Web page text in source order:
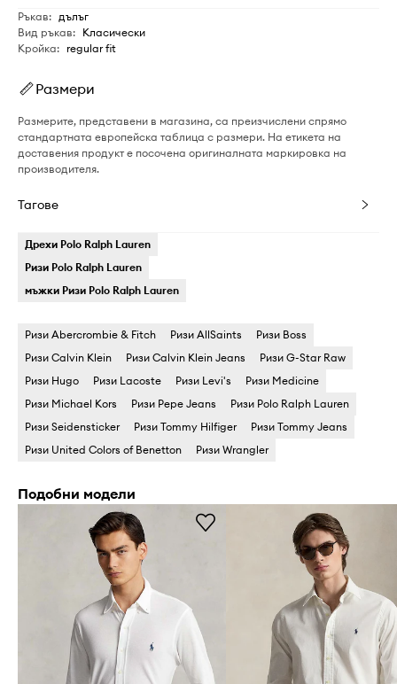
Ръкав: дълъг
Вид ръкав: Класически
Кройка: regular fit
Размери
Размерите, представени в магазина, са преизчислени спрямо
стандартната европейска таблица с размери. На етикета на
доставения продукт е посочена оригиналната маркировка на
производителя.
Тагове
Дрехи Polo Ralph Lauren
Ризи Polo Ralph Lauren
мъжки Ризи Polo Ralph Lauren
Ризи Abercrombie & Fitch Ризи AllSaints
Ризи Boss
Ризи Calvin Klein
Ризи Calvin Klein Jeans
Ризи G-Star Raw
Ризи Hugo
Ризи Lacoste Ризи Levi's
Ризи Medicine
Ризи Michael Kors
Ризи Pepe Jeans
Ризи Polo Ralph Lauren
Ризи Seidensticker
Ризи Tommy Hilfiger
Ризи Tommy Jeans
Ризи United Colors of Benetton
Ризи Wrangler
Подобни модели